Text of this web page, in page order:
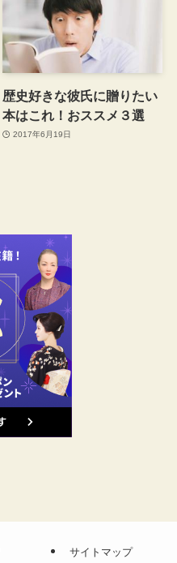
歴史好きな彼氏に贈りたい
本はこれ！おススメ３選
2017年6月19日
サイトマップ